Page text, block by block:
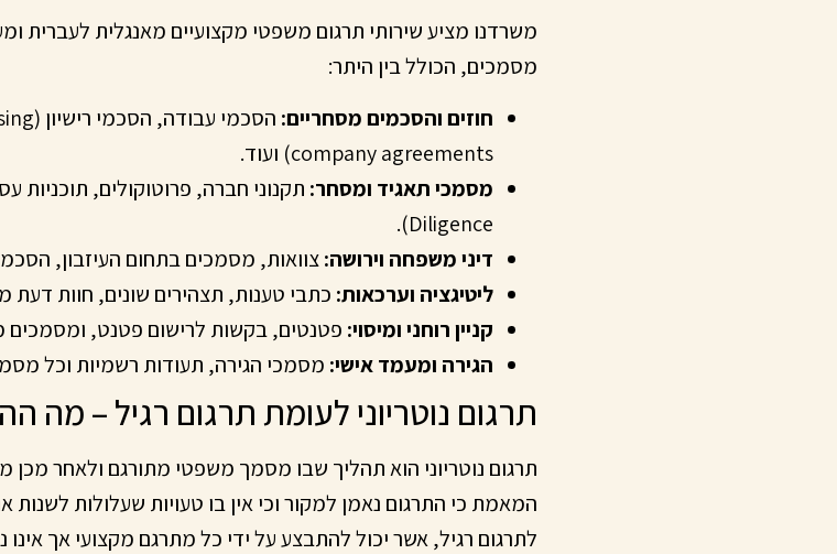
משרדנו מציע שירותי תרגום משפטי מקצועיים מאנגלית לעברית
מסמכים, הכולל בין היתר:
חוזים והסכמים מסחריים:
company agreements) ועוד.
מסמכי תאגיד ומסחר:
Diligence).
דיני משפחה וירושה:צוואות, מסמכים בתחום העיזבון, הסכמי
ליטיגציה וערכאות: כתבי טענות, תצהירים שונים, חוות דעת
קניין רוחני ומיסוי: פטנטים, בקשות לרישום פטנט, ומסמכים
הגירה ומעמד אישי: מסמכי הגירה, תעודות רשמיות וכל
תרגום נוטריוני לעומת תרגום רגיל – מה
תרגום נוטריוני הוא תהליך שבו מסמך משפטי מתורגם ולאחר מכן
המאמת כי התרגום נאמן למקור וכי אין בו טעויות שעלולות
לתרגום רגיל, אשר יכול להתבצע על ידי כל מתרגם מקצועי אך אינו